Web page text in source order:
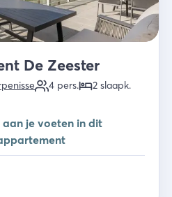
De Zeester
4 pers. 2 slaapk.
je voeten in dit